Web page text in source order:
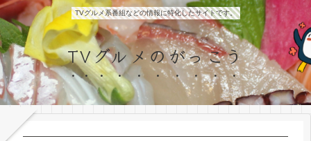
TVグルメ系番組などの情報に特化したサイトです。
TVグルメのがっこう